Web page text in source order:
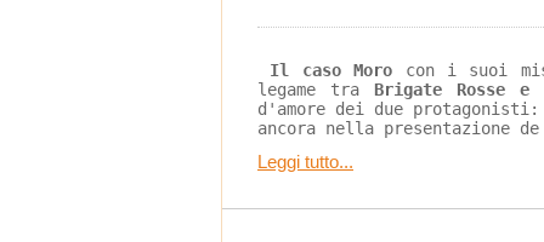
Il caso Moro con i suoi
legame tra Brigate Rosse e
d'amore dei due
ancora nella presentazione
Leggi tutto...